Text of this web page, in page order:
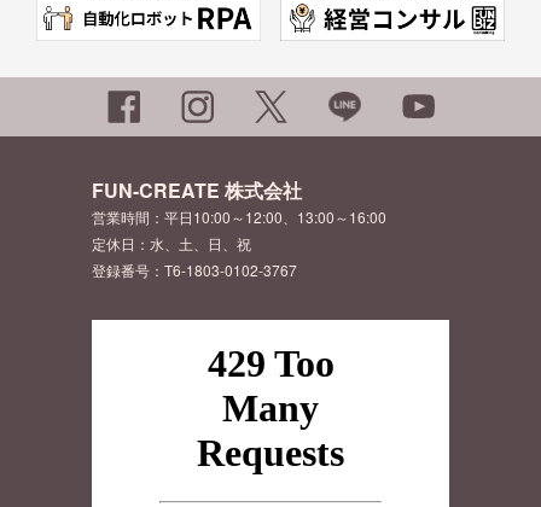
FUN-CREATE 株式会社
営業時間：平日10:00～12:00、13:00～16:00
定休日：水、土、日、祝
登録番号：T6-1803-0102-3767